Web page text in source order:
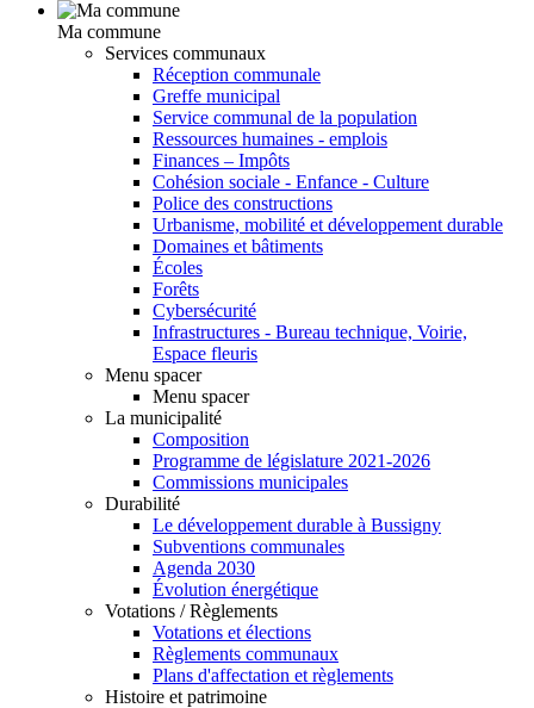
Ma commune
Services communaux
Réception communale
Greffe municipal
Service communal de la population
Ressources humaines - emplois
Finances – Impôts
Cohésion sociale - Enfance - Culture
Police des constructions
Urbanisme, mobilité et développement durable
Domaines et bâtiments
Écoles
Forêts
Cybersécurité
Infrastructures - Bureau technique, Voirie,
Espace fleuris
Menu spacer
Menu spacer
La municipalité
Composition
Programme de législature 2021-2026
Commissions municipales
Durabilité
Le développement durable à Bussigny
Subventions communales
Agenda 2030
Évolution énergétique
Votations / Règlements
Votations et élections
Règlements communaux
Plans d'affectation et règlements
Histoire et patrimoine